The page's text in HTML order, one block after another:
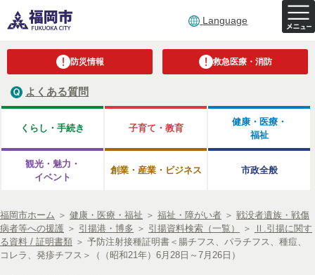
Language
防災情報 救急医療・消防
よくある質問
くらし・手続き 子育て・教育
健康・医療・
福祉
観光・魅力・
イベント
創業・産業・ビジネス 市政全般
福岡市ホーム ＞ 健康・医療・福祉 ＞ 福祉・障がい者 ＞ 戦没者遺族・戦傷
病者等への援護 ＞ 引揚港・博多 ＞ 引揚資料検索（一覧） ＞
Ⅱ.引揚に関す
る資料 / 証明書類 ＞ 予防注射接種証明書＜腸チフス、パラチフス、種痘、
コレラ、発疹チフス＞（（昭和21年）6月28日～7月26日）